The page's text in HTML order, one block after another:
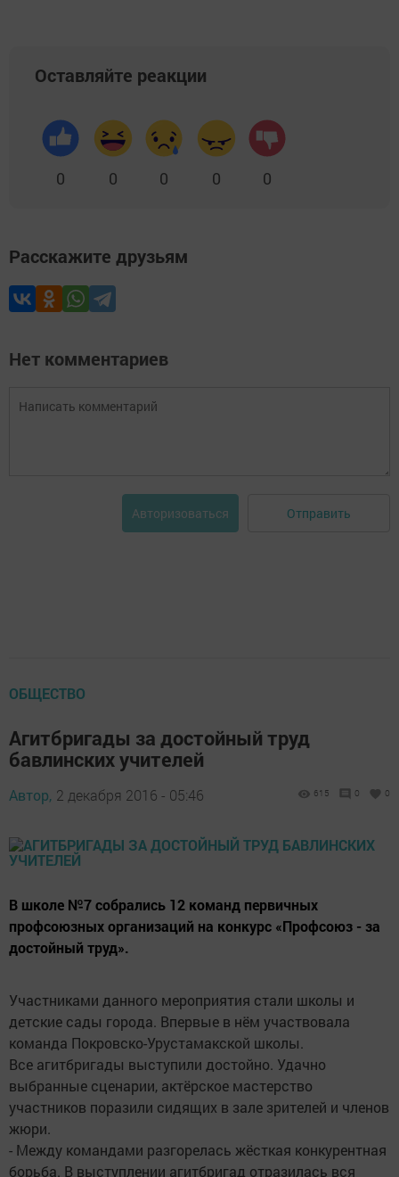
Оставляйте реакции
0 0 0 0 0
Расскажите друзьям
Нет комментариев
Авторизоваться Отправить
ОБЩЕСТВО
Агитбригады за достойный труд
бавлинских учителей
Автор, 2 декабря 2016 - 05:46 615 0 0
В школе №7 собрались 12 команд первичных
профсоюзных организаций на конкурс «Профсоюз - за
достойный труд».
Участниками данного мероприятия стали школы и
детские сады города. Впервые в нём участвовала
команда Покровско-Урустамакской школы.
Все агитбригады выступили достойно. Удачно
выбранные сценарии, актёрское мастерство
участников поразили сидящих в зале зрителей и членов
жюри.
- Между командами разгорелась жёсткая конкурентная
борьба. В выступлении агитбригад отразилась вся